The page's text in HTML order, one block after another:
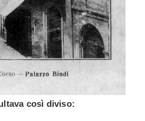
così diviso: